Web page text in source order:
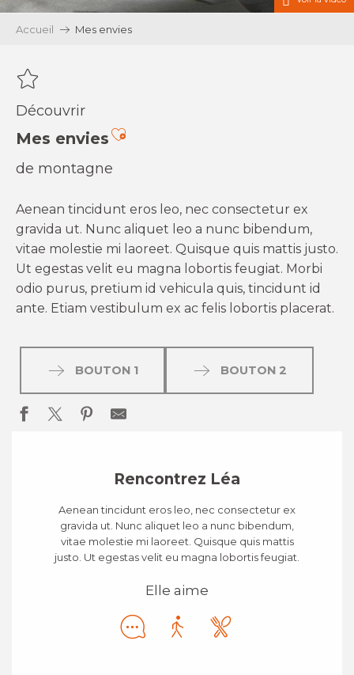
Accueil Mes envies
Découvrir
Mes enviesAjouter aux favoris
de montagne
Aenean tincidunt eros leo, nec consectetur ex
gravida ut. Nunc aliquet leo a nunc bibendum,
vitae molestie mi laoreet. Quisque quis mattis justo.
Ut egestas velit eu magna lobortis feugiat. Morbi
odio purus, pretium id vehicula quis, tincidunt id
ante. Etiam vestibulum ex ac felis lobortis placerat.
BOUTON 1 BOUTON 2
Rencontrez Léa
Aenean tincidunt eros leo, nec consectetur ex
gravida ut. Nunc aliquet leo a nunc bibendum,
vitae molestie mi laoreet. Quisque quis mattis
justo. Ut egestas velit eu magna lobortis feugiat.
Elle aime